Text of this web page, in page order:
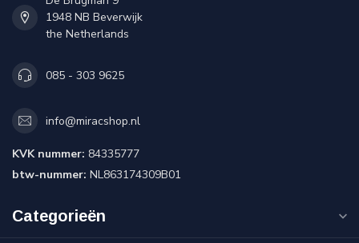
1948 NB Beverwijk
the Netherlands
085 - 303 9625
info@miracshop.nl
KVK nummer: 84335777
btw-nummer: NL863174309B01
Categorieën